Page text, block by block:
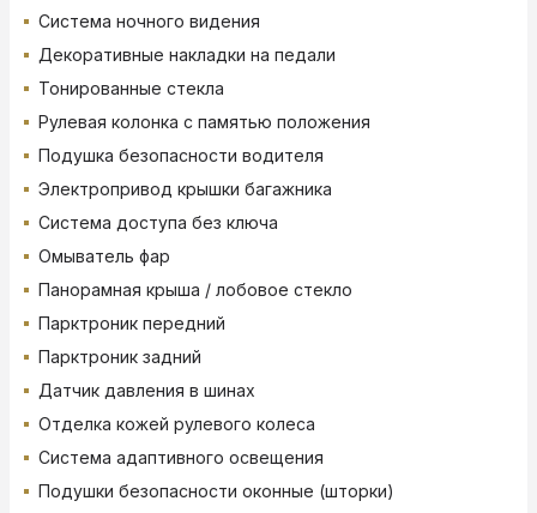
Система ночного видения
Декоративные накладки на педали
Тонированные стекла
Рулевая колонка с памятью положения
Подушка безопасности водителя
Электропривод крышки багажника
Система доступа без ключа
Омыватель фар
Панорамная крыша / лобовое стекло
Парктроник передний
Парктроник задний
Датчик давления в шинах
Отделка кожей рулевого колеса
Система адаптивного освещения
Подушки безопасности оконные (шторки)